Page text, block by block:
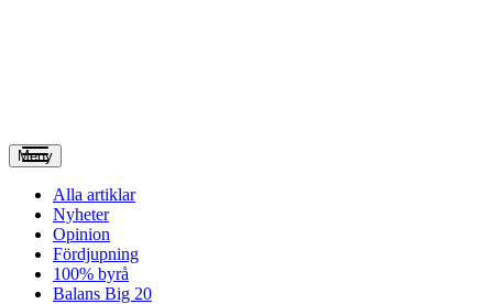
Meny
Alla artiklar
Nyheter
Opinion
Fördjupning
100% byrå
Balans Big 20